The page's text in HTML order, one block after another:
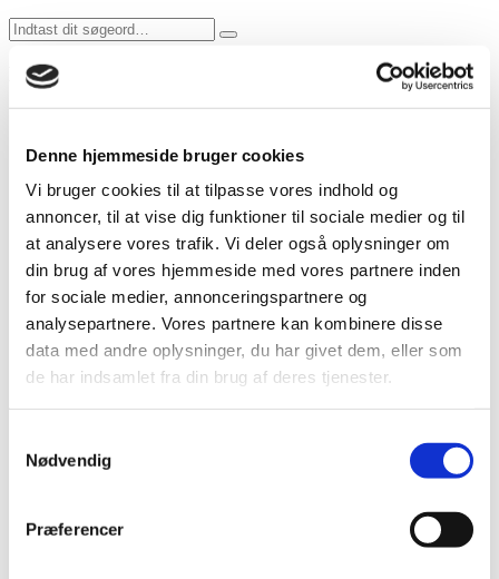
Denne hjemmeside bruger cookies
Vi bruger cookies til at tilpasse vores indhold og
annoncer, til at vise dig funktioner til sociale medier og til
at analysere vores trafik. Vi deler også oplysninger om
din brug af vores hjemmeside med vores partnere inden
for sociale medier, annonceringspartnere og
analysepartnere. Vores partnere kan kombinere disse
data med andre oplysninger, du har givet dem, eller som
de har indsamlet fra din brug af deres tjenester.
Nødvendig
Præferencer
Become a mentor
IT
Sign up for the next mentor program in
2026
We continually encourage inquiries from female leaders in the IT
sector who are interested in participating as mentors. The next
mentorship program is scheduled to launch in September/October
2025.
For further information and to be included in the mentor list,